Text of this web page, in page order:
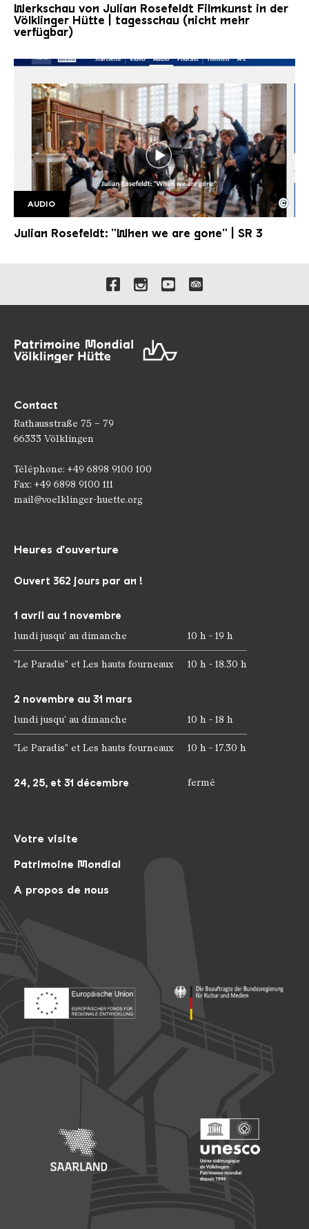
Werkschau von Julian Rosefeldt Filmkunst in der
Völklinger Hütte | tagesschau (nicht mehr
verfügbar)
Julian Rosefeldt DR HF
Copyright: Saarländischer Rundfunk
©
AUDIO
Julian Rosefeldt: "When we are gone" | SR 3
Liens vers nos canaux de
Contact
Rathausstraße 75 – 79
66333 Völklingen
Téléphone: +49 6898 9100 100
Fax: +49 6898 9100 111
mail@voelklinger-huette.org
Votre visite
Patrimoine Mondial
A propos de nous
Heures d'ouverture
Ouvert 362 jours par an !
1 avril au 1 novembre
lundi jusqu' au dimanche 10 h - 19 h
"Le Paradis" et Les hauts fourneaux 10 h - 18.30 h
2 novembre au 31 mars
lundi jusqu' au dimanche 10 h - 18 h
"Le Paradis" et Les hauts fourneaux 10 h - 17.30 h
24, 25, et 31 décembre fermé